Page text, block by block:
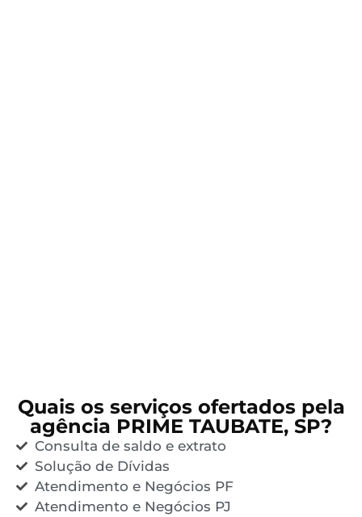
Quais os serviços ofertados pela
agência PRIME TAUBATE, SP?
Consulta de saldo e extrato
Solução de Dívidas
Atendimento e Negócios PF
Atendimento e Negócios PJ